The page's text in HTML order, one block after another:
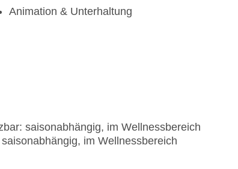
Animation & Unterhaltung
saisonabhängig, im Wellnessbereich
im Wellnessbereich